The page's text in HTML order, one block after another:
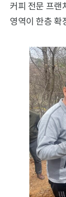
커피 전문 프랜
영역이 한층 확